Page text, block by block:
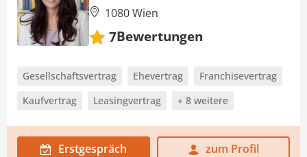
1080 Wien
7Bewertungen
Gesellschaftsvertrag Ehevertrag
Franchisevertrag
Kaufvertrag
Leasingvertrag + 8 weitere
Erstgespräch zum Profil